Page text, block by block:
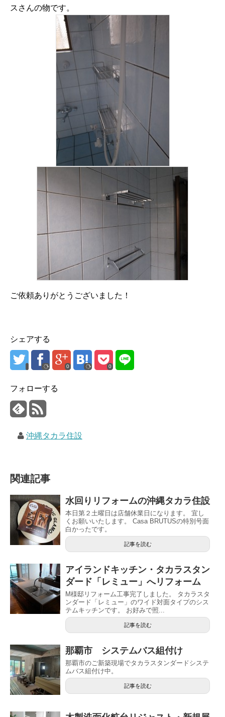
スさんの物です。
ご依頼ありがとうございました！
シェアする
0 0
フォローする
沖縄タカラ住設
関連記事
水回りリフォームの沖縄タカラ住設
本日第２土曜日は店舗休業日になります。 宜し
くお願いいたします。 Casa BRUTUSの特別号面
白かったです。
記事を読む
アイランドキッチン・タカラスタン
ダード「レミュー」へリフォーム
M様邸リフォーム工事完了しました。 タカラスタ
ンダード「レミュー」のワイド対面タイプのシス
テムキッチンです。 お好みで照...
記事を読む
那覇市 システムバス組付け
那覇市のご新築現場でタカラスタンダードシステ
ムバス組付け中。
記事を読む